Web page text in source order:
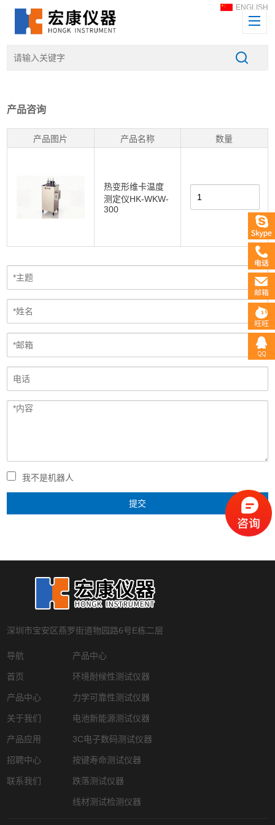
ENGLISH
产品咨询
产品图片 产品名称
热变形维卡温度
测定仪HK-WKW-
300
数量
我不是机器人
深圳市宝安区燕罗街道物园路6号E栋二层
导航
首页
产品中心
关于我们
产品应用
招聘中心
联系我们
产品中心
环境耐候性测试仪器
力学可靠性测试仪器
电池新能源测试仪器
3C电子数码测试仪器
按键寿命测试仪器
跌落测试仪器
线材测试检测仪器